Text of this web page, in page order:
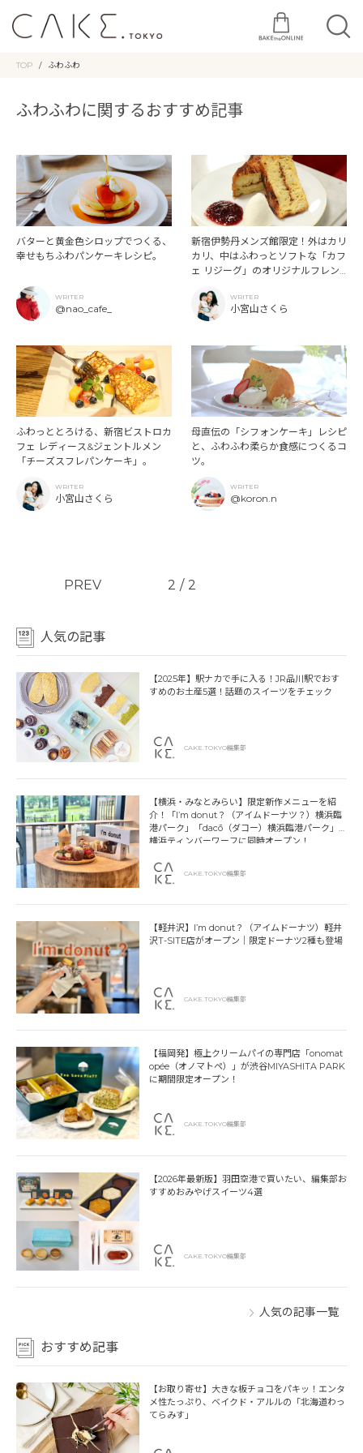
TOP ふわふわ
ふわふわに関するおすすめ記事
バターと黄金色シロップでつくる、
幸せもちふわパンケーキレシピ。
WRITER
@nao_cafe_
新宿伊勢丹メンズ館限定！外はカリ
カリ、中はふわっとソフトな「カフ
ェ リジーグ」のオリジナルフレン
WRITER
小宮山さくら
ふわっととろける、新宿ビストロカ
フェ レディース&ジェントルメン
「チーズスフレパンケーキ」。
WRITER
小宮山さくら
母直伝の「シフォンケーキ」レシピ
と、ふわふわ柔らか食感につくるコ
ツ。
WRITER
@koron.n
PREV 2 / 2
人気の記事
【2025年】駅ナカで手に入る！JR品川駅でおす
すめのお土産5選！話題のスイーツをチェック
CAKE.TOKYO編集部
【横浜・みなとみらい】限定新作メニューを紹
介！「I’m donut？（アイムドーナツ？）横浜臨
港パーク」「dacō（ダコー）横浜臨港パーク」
横浜ティンバーワーフに同時オープン！
CAKE.TOKYO編集部
【軽井沢】I’m donut？（アイムドーナツ）軽井
沢T-SITE店がオープン｜限定ドーナツ2種も登場
CAKE.TOKYO編集部
【福岡発】極上クリームパイの専門店「onomat
opée（オノマトペ）」が渋谷MIYASHITA PARK
に期間限定オープン！
CAKE.TOKYO編集部
【2026年最新版】羽田空港で買いたい、編集部お
すすめおみやげスイーツ4選
CAKE.TOKYO編集部
人気の記事一覧
おすすめ記事
【お取り寄せ】大きな板チョコをパキッ！エンタ
メ性たっぷり、ベイクド・アルルの「北海道わっ
てらみす」